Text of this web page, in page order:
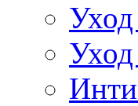
Уход
Уход